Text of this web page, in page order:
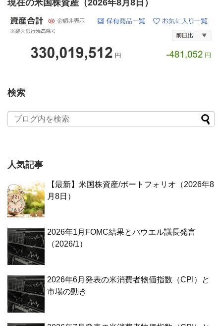
現在の米国株資産（2026年8月8日）
検索
人気記事
【最新】米国株資産/ポートフォリオ（2026年8
月8日）
2026年1月FOMC結果とパウエル議長発言
（2026/1）
2026年6月発表の米消費者物価指数（CPI）と
市場の動き